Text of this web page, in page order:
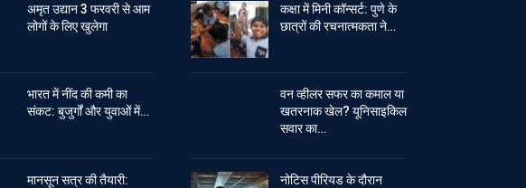
अमृत उद्यान 3 फरवरी से आम
लोगों के लिए खुलेगा
भारत में नींद की कमी का
संकट: बुजुर्गों और युवाओं में…
मानसून सत्र की तैयारी:
कक्षा में मिनी कॉन्सर्ट: पुणे के
छात्रों की रचनात्मकता ने…
वन व्हीलर सफर का कमाल या
खतरनाक खेल? यूनिसाइकिल
सवार का…
नोटिस पीरियड के दौरान